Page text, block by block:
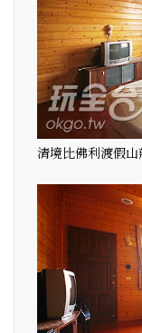
清境比佛利渡假山